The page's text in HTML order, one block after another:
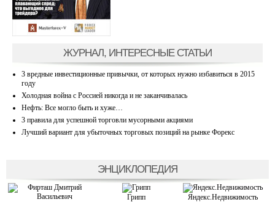
ЖУРНАЛ, ИНТЕРЕСНЫЕ СТАТЬИ
3 вредные инвестиционные привычки, от которых нужно избавиться в 2015
году
Холодная война с Россией никогда и не заканчивалась
Нефть: Все могло быть и хуже…
3 правила для успешной торговли мусорными акциями
Лучший вариант для убыточных торговых позиций на рынке Форекс
ЭНЦИКЛОПЕДИЯ
Грипп Яндекс.Недвижимость